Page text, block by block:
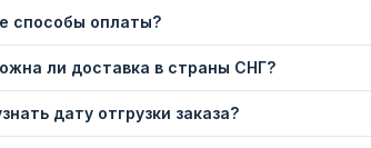
способы оплаты?
ли доставка в страны СНГ?
дату отгрузки заказа?